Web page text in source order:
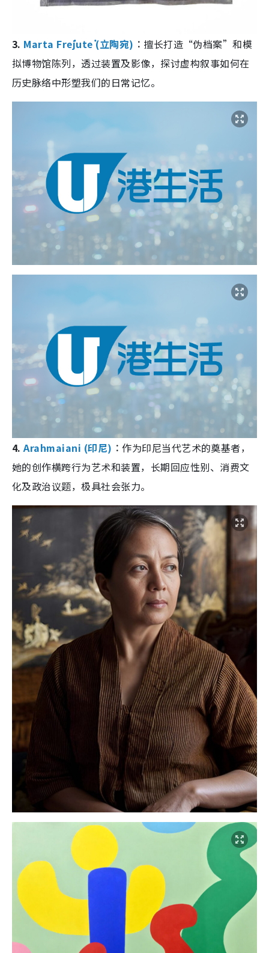
3. Marta Frėjutė (立陶宛) ︰ 擅长打造“伪档案”和模
拟博物馆陈列，透过装置及影像，探讨虚构叙事如何在
历史脉络中形塑我们的日常记忆。
4.Arahmaiani (印尼) ︰作为印尼当代艺术的奠基者，
她的创作横跨行为艺术和装置，长期回应性别、消费文
化及政治议题，极具社会张力。